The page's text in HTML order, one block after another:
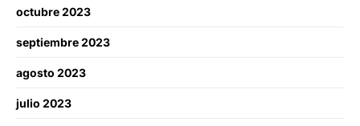
octubre 2023
septiembre 2023
agosto 2023
julio 2023